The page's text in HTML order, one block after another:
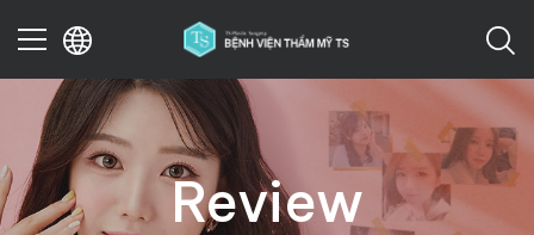
이전
Review